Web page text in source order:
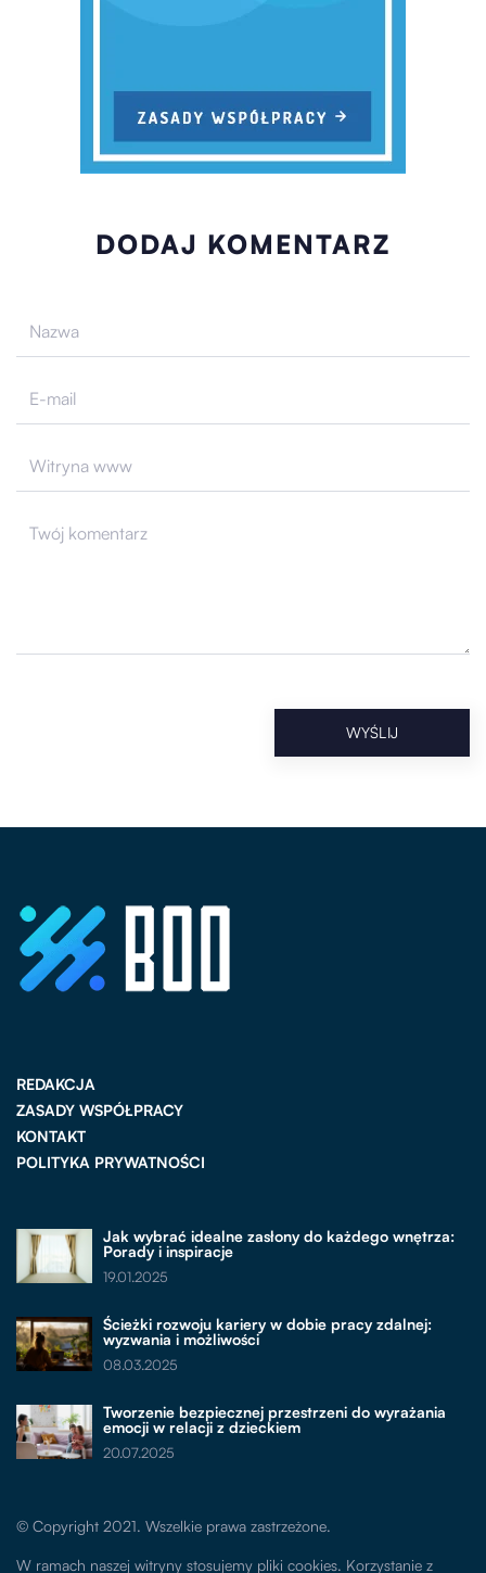
DODAJ KOMENTARZ
REDAKCJA
ZASADY WSPÓŁPRACY
KONTAKT
POLITYKA PRYWATNOŚCI
Jak wybrać idealne zasłony do każdego wnętrza:
Porady i inspiracje
19.01.2025
Ścieżki rozwoju kariery w dobie pracy zdalnej:
wyzwania i możliwości
08.03.2025
Tworzenie bezpiecznej przestrzeni do wyrażania
emocji w relacji z dzieckiem
20.07.2025
© Copyright 2021. Wszelkie prawa zastrzeżone.
W ramach naszej witryny stosujemy pliki cookies. Korzystanie z